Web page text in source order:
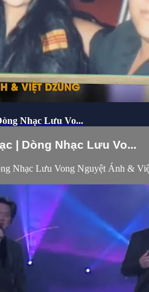
Nhạc Lưu Vo...
| Dòng Nhạc Lưu Vo...
Nhạc Lưu Vong Nguyệt Ánh &